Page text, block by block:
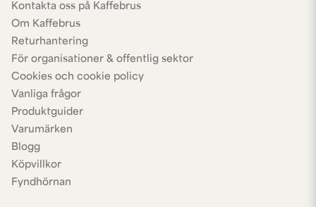
Kontakta oss på Kaffebrus
Om Kaffebrus
Returhantering
För organisationer & offentlig sektor
Cookies och cookie policy
Vanliga frågor
Produktguider
Varumärken
Blogg
Köpvillkor
Fyndhörnan